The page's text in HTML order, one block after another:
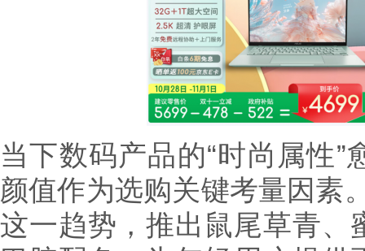
当下数码产品的“时尚属性
颜值作为选购关键考量因素
这一趋势，推出鼠尾草青、